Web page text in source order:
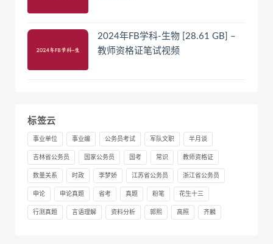
2024年FB学科-生物 [28.61 GB] –
教师资格证笔试视频
标签云
事业单位 事业编 公务员考试 军队文职 半月谈
吉林省公务员 国家公务员 国考 常识 教师资格证
数量关系 时政 李梦娇 江苏省公务员 浙江省公务员
申论 申论真题 省考 真题 粉笔 花生十三
行测真题 言语理解 资料分析 郭熙 高照 齐麟